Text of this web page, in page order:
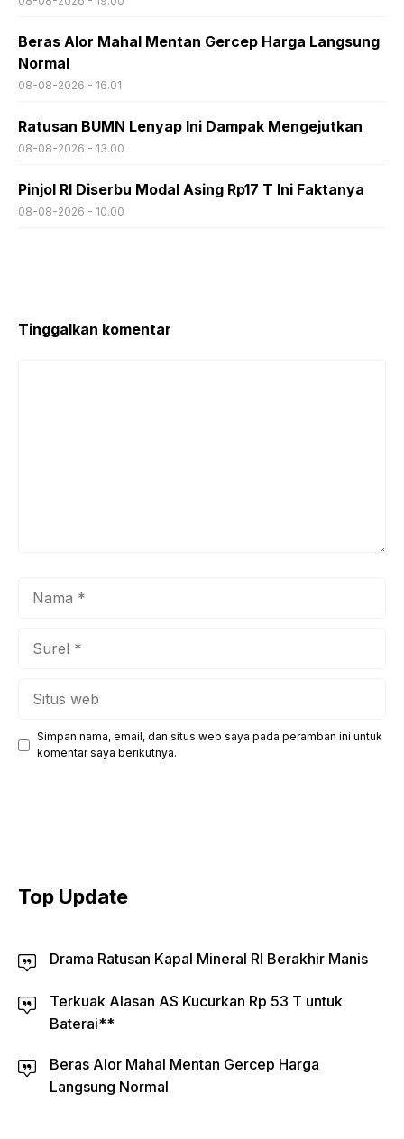
Beras Alor Mahal Mentan Gercep Harga Langsung
Normal
08-08-2026 - 16.01
Ratusan BUMN Lenyap Ini Dampak Mengejutkan
08-08-2026 - 13.00
Pinjol RI Diserbu Modal Asing Rp17 T Ini Faktanya
08-08-2026 - 10.00
Tinggalkan komentar
Simpan nama, email, dan situs web saya pada peramban ini untuk
komentar saya berikutnya.
Top Update
Drama Ratusan Kapal Mineral RI Berakhir Manis
Terkuak Alasan AS Kucurkan Rp 53 T untuk
Baterai**
Beras Alor Mahal Mentan Gercep Harga
Langsung Normal